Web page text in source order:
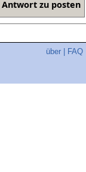
über FAQ